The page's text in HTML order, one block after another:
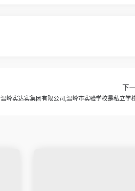
下
温岭实达实集团有限公司,温岭市实验学校是私立学